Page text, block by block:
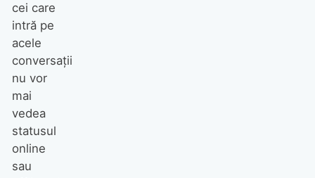
cei care
intră pe
acele
conversații
nu vor
mai
vedea
statusul
online
sau